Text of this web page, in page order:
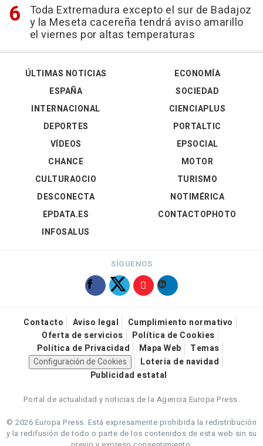
Toda Extremadura excepto el sur de Badajoz
y la Meseta cacereña tendrá aviso amarillo
el viernes por altas temperaturas
ÚLTIMAS NOTICIAS
ESPAÑA
INTERNACIONAL
DEPORTES
VÍDEOS
ECONOMÍA
SOCIEDAD
CIENCIAPLUS
PORTALTIC
EPSOCIAL
CHANCE
CULTURAOCIO
DESCONECTA
EPDATA.ES
INFOSALUS
MOTOR
TURISMO
NOTIMÉRICA
CONTACTOPHOTO
SÍGUENOS
Contacto Aviso legal
Cumplimiento normativo
Oferta de servicios
Política de Cookies
Política de Privacidad
Mapa Web
Temas
Configuración de Cookies
Loteria de navidad
Publicidad estatal
Portal de actualidad y noticias de la Agencia Europa Press.
© 2026 Europa Press. Está expresamente prohibida la redistribución
y la redifusión de todo o parte de los contenidos de esta web sin su